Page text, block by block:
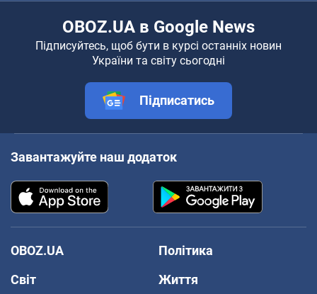
OBOZ.UA в Google News
Підписуйтесь, щоб бути в курсі останніх новин
України та світу сьогодні
Підписатись
Завантажуйте наш додаток
OBOZ.UA
Політика
Світ
Життя